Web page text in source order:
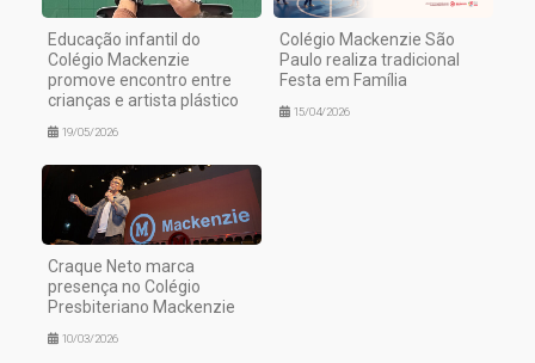
Educação infantil do
Colégio Mackenzie
promove encontro entre
crianças e artista plástico
19/05/2026
Colégio Mackenzie São
Paulo realiza tradicional
Festa em Família
15/04/2026
Craque Neto marca
presença no Colégio
Presbiteriano Mackenzie
10/03/2026